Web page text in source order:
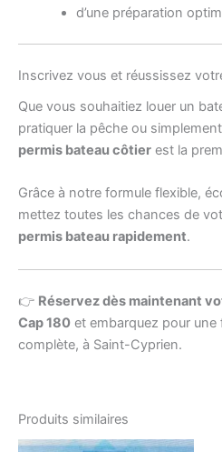
d’une préparation
Inscrivez vous et réussissez
Que vous souhaitiez louer un
pratiquer la pêche ou
permis bateau côtier est la
Grâce à notre formule flexible,
mettez toutes les chances de
permis bateau rapidement.
👉 Réservez dès maintenant
Cap 180 et embarquez pour
complète, à Saint-Cyprien.
Produits similaires